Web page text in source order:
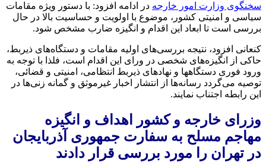
سخنگوی وزارت امور خارجه در ادامه افزود: با دستور ویژه مقامات
سیاسی و امنیتی کشور، موضوع با اولویت و حساسیت بالا در حال
بررسی است تا ابعاد این اقدام و انگیزه ضارب مشخص شود.
کنعانی افزود، نتیجه بررسی‌های اولیه مقامات و دستگاه‌های ذیربط،
حاکی از انگیزه‌های شخصی در ورای این اقدام است، فلذا با توجه به‌
ورود فوری دستگاهها و نهادهای ذیربط انتظامی، امنیتی و قضائی،
توصیه می‌گردد رسانه‌ها از انتشار اخبار غیرموثق و گمانه زنی‌ها در
این رابطه اجتناب نمایند.
وزرای خارجه و کشور اهداف و انگیزه
مهاجم مسلح به سفارت جمهوری آذربایجان
در تهران را مورد بررسی قرار دادند